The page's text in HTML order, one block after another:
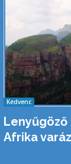
Kedvenc
Afrika